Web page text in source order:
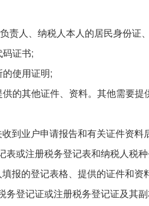
责人、纳税人本人的居民身份证
证书;
使用证明;
的其他证件、资料。其他需要
到业户申请报告和有关证件资
表或注册税务登记表和纳税人税
报的登记表格、提供的证件和
务登记证或注册税务登记证及其